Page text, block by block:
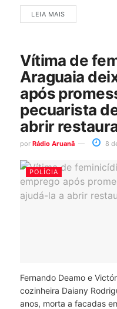
LEIA MAIS
Vítima de
Araguaia
após
pecuarista
abrir
por Rádio Aruanã 8
POLÍCIA
Fernando Deamo e
cozinheira Daiany
anos, morta a facadas